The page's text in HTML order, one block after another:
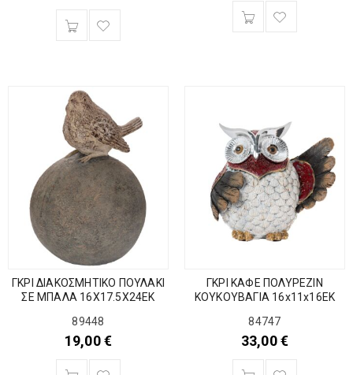
ΓΚΡΙ ΔΙΑΚΟΣΜΗΤΙΚΟ ΠΟΥΛΑΚΙ
ΣΕ ΜΠΑΛΑ 16Χ17.5Χ24ΕΚ
89448
19,00€
ΓΚΡΙ ΚΑΦΕ ΠΟΛΥΡΕΖΙΝ
ΚΟΥΚΟΥΒΑΓΙΑ 16x11x16EK
84747
33,00€